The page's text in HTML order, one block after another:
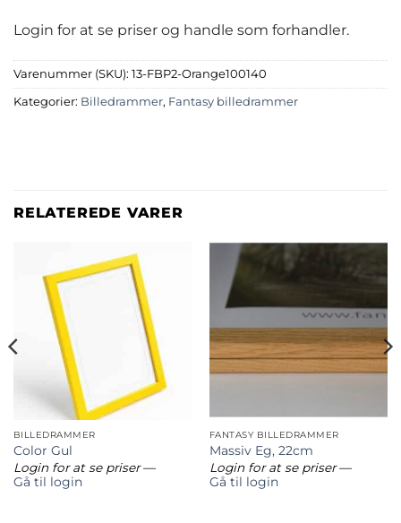
Login for at se priser og handle som forhandler.
Varenummer (SKU): 13-FBP2-Orange100140
Kategorier: Billedrammer, Fantasy billedrammer
RELATEREDE VARER
BILLEDRAMMER
Color Gul
Login for at se priser—
Gå til login
FANTASY BILLEDRAMMER
Massiv Eg, 22cm
Login for at se priser—
Gå til login